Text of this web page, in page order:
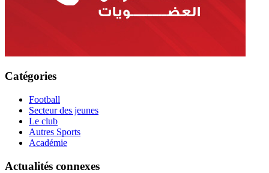
Catégories
Football
Secteur des jeunes
Le club
Autres Sports
Académie
Actualités connexes